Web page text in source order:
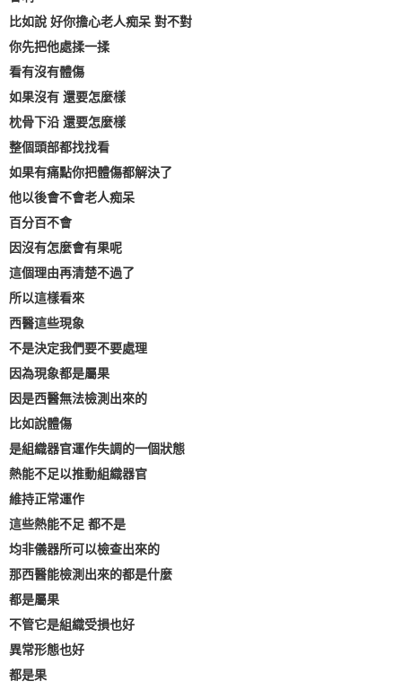
比如說 好你擔心老人痴呆 對不對
你先把他處揉一揉
看有沒有體傷
如果沒有 還要怎麼樣
枕骨下沿 還要怎麼樣
整個頭部都找找看
如果有痛點你把體傷都解決了
他以後會不會老人痴呆
百分百不會
因沒有怎麼會有果呢
這個理由再清楚不過了
所以這樣看來
西醫這些現象
不是決定我們要不要處理
因為現象都是屬果
因是西醫無法檢測出來的
比如說體傷
是組織器官運作失調的一個狀態
熱能不足以推動組織器官
維持正常運作
這些熱能不足 都不是
均非儀器所可以檢查出來的
那西醫能檢測出來的都是什麼
都是屬果
不管它是組織受損也好
異常形態也好
都是果